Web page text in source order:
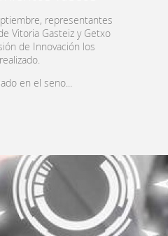
representantes
Vitoria Gasteiz y Getxo
de Innovación los
en el seno...